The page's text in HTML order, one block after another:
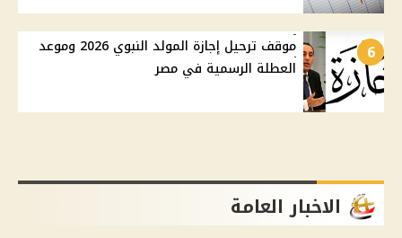
6
موقف ترحيل إجازة المولد النبوي 2026 وموعد
العطلة الرسمية في مصر
الاخبار العامة